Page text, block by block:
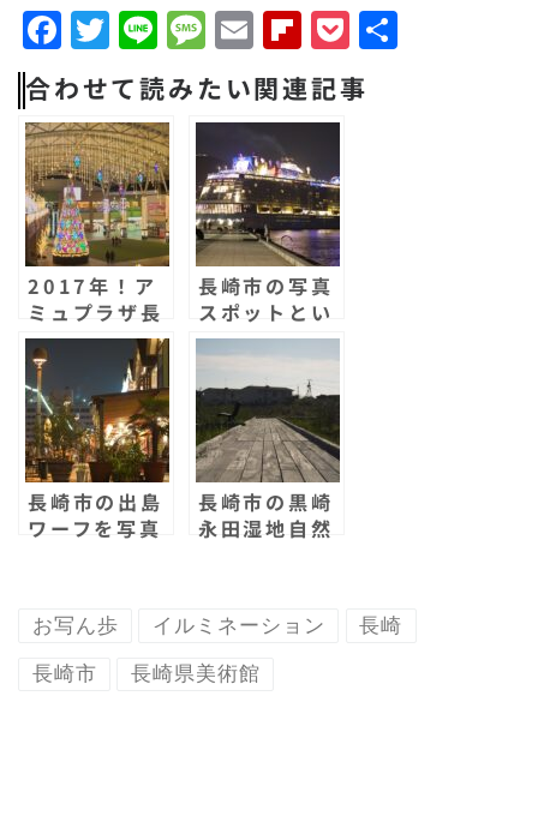
F
a
c
e
b
o
o
k
T
w
it
t
e
r
Li
n
e
M
e
s
s
a
g
e
E
m
a
il
F
li
p
o
a
r
d
P
o
c
合わせて読みたい関連記事
2017年！ア
ミュプラザ長
崎のナガサキ
☆テラスのイ
ルミネーショ
ンを写真に撮
ってきた！写
真スポットと
してオスス
メ！
長崎市の写真
スポットとい
えば水辺の森
公園！豪華客
船が来てたか
ら写真に撮っ
たら映えるの
なんの！
長崎市の出島
ワーフを写真
はココだ！
長崎市の黒崎
永田湿地自然
場所なんだっ
て！
お写ん歩 イルミネーション 長崎
長崎市 長崎県美術館